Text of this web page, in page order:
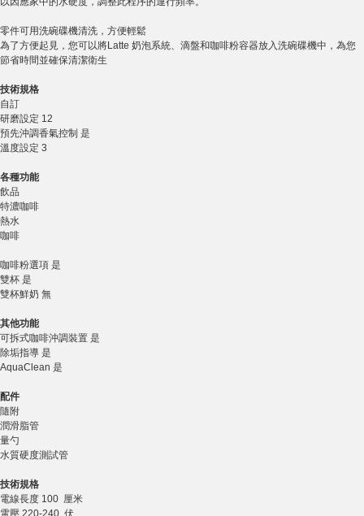
零件可用洗碗碟機清洗，方便輕鬆
為了方便起見，您可以將Latte 奶泡系統、滴盤和咖啡粉容器放入洗碗碟機中，為您
節省時間並確保清潔衛生
技術規格
自訂
研磨設定 12
預先沖調香氣控制 是
溫度設定 3
各種功能
飲品
特濃咖啡
熱水
咖啡
咖啡粉選項 是
雙杯 是
雙杯鮮奶 無
其他功能
可拆式咖啡沖調裝置 是
除垢指導 是
AquaClean 是
配件
隨附
潤滑脂管
量勺
水質硬度測試管
技術規格
電線長度 100 厘米